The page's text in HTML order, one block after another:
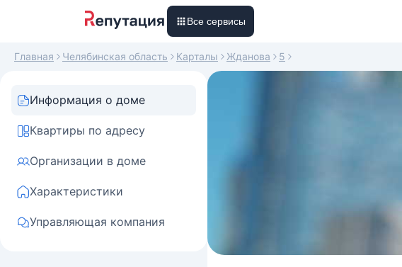
Все сервисы
Главная Челябинская область Карталы Жданова 5
Информация о доме
Квартиры по адресу
Организации в доме
Характеристики
Управляющая компания